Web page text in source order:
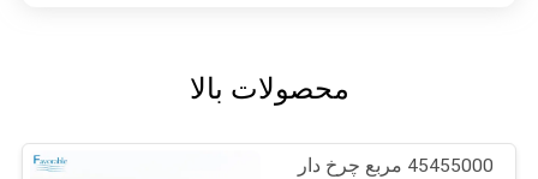
محصولات بالا
45455000 مربع چرخ دار